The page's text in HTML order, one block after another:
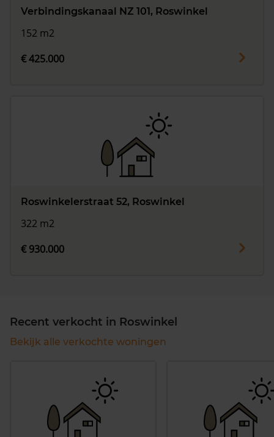
Verbindingskanaal NZ 101, Roswinkel
152 m2
€ 425.000
Roswinkelerstraat 52, Roswinkel
322 m2
€ 930.000
Recent verkocht in Roswinkel
Bekijk alle verkochte woningen